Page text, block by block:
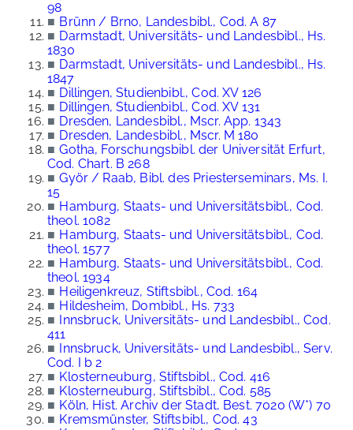
98
■ Brünn / Brno, Landesbibl., Cod. A 87
■ Darmstadt, Universitäts- und Landesbibl., Hs.
1830
■ Darmstadt, Universitäts- und Landesbibl., Hs.
1847
■ Dillingen, Studienbibl., Cod. XV 126
■ Dillingen, Studienbibl., Cod. XV 131
■ Dresden, Landesbibl., Mscr. App. 1343
■ Dresden, Landesbibl., Mscr. M 180
■ Gotha, Forschungsbibl. der Universität Erfurt,
Cod. Chart. B 268
■ Györ / Raab, Bibl. des Priesterseminars, Ms. I.
15
■ Hamburg, Staats- und Universitätsbibl., Cod.
theol. 1082
■ Hamburg, Staats- und Universitätsbibl., Cod.
theol. 1577
■ Hamburg, Staats- und Universitätsbibl., Cod.
theol. 1934
■ Heiligenkreuz, Stiftsbibl., Cod. 164
■ Hildesheim, Dombibl., Hs. 733
■ Innsbruck, Universitäts- und Landesbibl., Cod.
411
■ Innsbruck, Universitäts- und Landesbibl., Serv.
Cod. I b 2
■ Klosterneuburg, Stiftsbibl., Cod. 416
■ Klosterneuburg, Stiftsbibl., Cod. 585
■ Köln, Hist. Archiv der Stadt, Best. 7020 (W*) 70
■ Kremsmünster, Stiftsbibl., Cod. 43